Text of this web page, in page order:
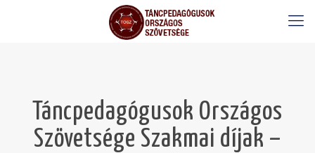
Táncpedagógusok Országos
Szövetsége Szakmai díjak –